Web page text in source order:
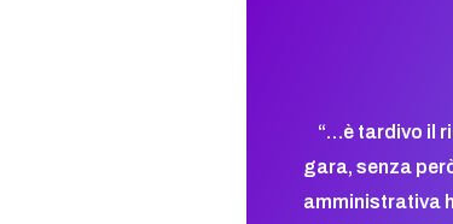
“…è tardivo il
gara, senza
amministrativa